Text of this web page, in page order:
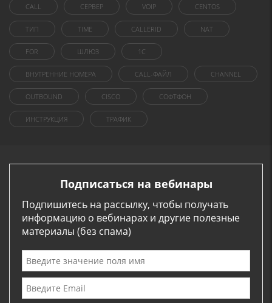
CALL СЕРВЕР VOIP CENTOS
ТИП TIME CALLERID NAT
FOR ШЛЮЗ 1C
ВНУТРЕННИЕ НОМЕРА CALL-ФАЙЛ CHANNEL
OUTBOUND CISCO СОФТФОН
ИНСТРУКЦИЯ ТРАФИК
Подписаться на вебинары
Подпишитесь на рассылку, чтобы получать
информацию о вебинарах и другие полезные
материалы (без спама)